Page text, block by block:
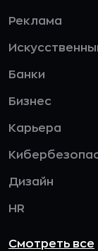
Реклама
Банки
Бизнес
Карьера
Дизайн
HR
Смотреть все